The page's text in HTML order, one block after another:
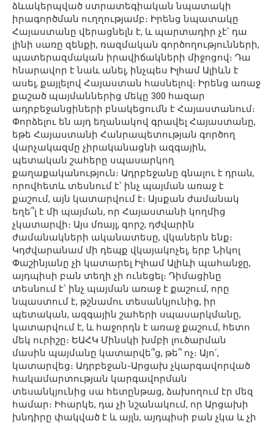
ձևակերպված ստրատեգիական նպատակի
իրագործման ուղղությամբ։ Իրենց նպատակը
Հայաստանը վերացնելն է, և պարտադիր չէ՝ դա
լինի սառը զենքի, ռազմական գործողությունների,
պատերազմական իրավիճակների միջոցով։ Դա
հնարավոր է նաև անել, ինչպես Իլհամ Ալիևն է
ասել, քայլելով Հայաստան հասնելով։ Իրենց առաջ
քաշած պայմաններից մեկը 300 հազար
ադրբեջանցիների բնակեցումն է Հայաստանում։
Փորձելու են այդ եղանակով գրավել Հայաստանը,
եթե Հայաստանի Հանրապետության գործող
վարչակազմը չիրականացնի ազգային,
պետական շահերը սպասարկող
քաղաքականություն։ Ադրբեջանը գնալու է դրան,
որովհետև տեսնում է՝ ինչ պայման առաջ է
քաշում, այն կատարվում է։ Այսքան ժամանակ
եղե՞լ է մի պայման, որ Հայաստանի կողմից
չկատարվի։ Այս մռայլ, գորշ, դժվարին
ժամանակների ականատեսը, վկաներն ենք։
Կդժվարանամ մի դեպք վկայակոչել, երբ Նիկոլ
Փաշինյանը չի կատարել Իլհամ Ալիևի պահանջը,
այդպիսի բան տեղի չի ունեցել։ Դիմացինը
տեսնում է՝ ինչ պայման առաջ է քաշում, որը
նպաստում է, թշնամու տեսանկյունից, իր
պետական, ազգային շահերի սպասարկմանը,
կատարվում է, և հաջորդն է առաջ քաշում, հետո
մեկ ուրիշը։ ԵԱՀԿ Մինսկի խմբի լուծարման
մասին պայմանը կատարվե՞ց, թե՞ ոչ։ Այո՛,
կատարվեց։ Ադրբեջան-Արցախ չկարգավորված
հակամարտության կարգավորման
տեսանկյունից սա հետընթաց, ձախողում էր մեզ
համար։ Իհարկե, դա չի նշանակում, որ Արցախի
խնդիրը փակված է և այլն, այդպիսի բան չկա և չի